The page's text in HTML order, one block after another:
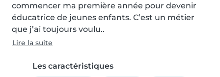
commencer ma première année pour devenir
éducatrice de jeunes enfants. C’est un métier
que j’ai toujours voulu..
Lire la suite
Les caractéristiques